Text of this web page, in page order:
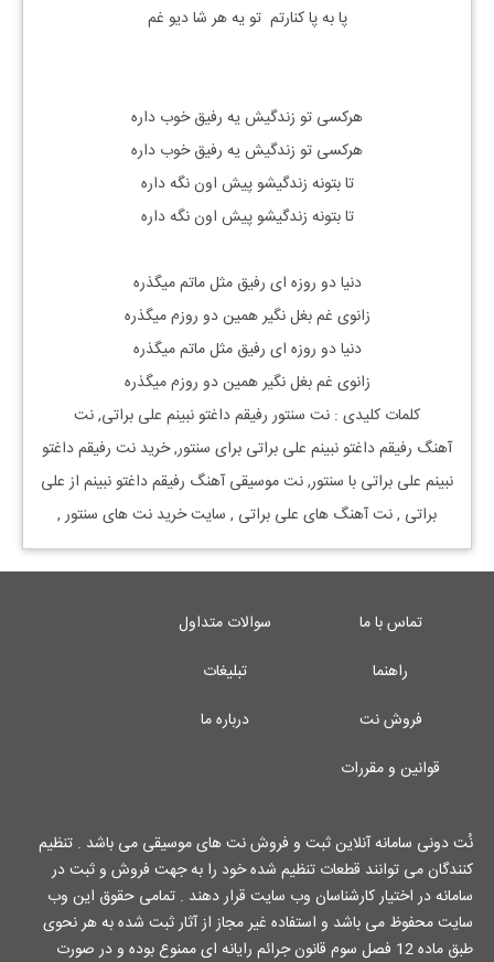
پا به پا کنارتم تو یه هر شا دیو غم
هرکسی تو زندگیش یه رفیق خوب داره
هرکسی تو زندگیش یه رفیق خوب داره
تا بتونه زندگیشو پیش اون نگه داره
تا بتونه زندگیشو پیش اون نگه داره
دنیا دو روزه ای رفیق مثل ماتم میگذره
زانوی غم بغل نگیر همین دو روزم میگذره
دنیا دو روزه ای رفیق مثل ماتم میگذره
زانوی غم بغل نگیر همین دو روزم میگذره
کلمات کلیدی : نت سنتوررفیقم داغتو نبینم علی براتی, نت
آهنگ رفیقم داغتو نبینم علی براتی برای سنتور, خرید نت رفیقم داغتو
نبینم علی براتی با سنتور, نت موسیقی آهنگ رفیقم داغتو نبینم از علی
براتی , نت آهنگ های علی براتی , سایت خرید نت های سنتور ,
تماس با ما
سوالات متداول
راهنما
تبلیغات
فروش نت
درباره ما
قوانین و مقررات
نُت دونی سامانه آنلاین ثبت و فروش نت های موسیقی می باشد . تنظیم
کنندگان می توانند قطعات تنظیم شده خود را به جهت فروش و ثبت در
سامانه در اختیار کارشناسان وب سایت قرار دهند . تمامی حقوق این وب
سایت محفوظ می باشد و استفاده غیر مجاز از آثار ثبت شده به هر نحوی
طبق ماده 12 فصل سوم قانون جرائم رایانه ای ممنوع بوده و در صورت